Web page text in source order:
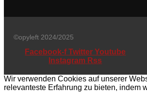
©opyleft 2024/2025
Facebook-f Twitter Youtube
Instagram Rss
Wir verwenden Cookies auf unserer
relevanteste Erfahrung zu bieten, indem